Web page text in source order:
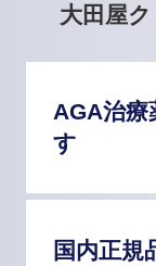
大田屋
AGA治療
す
国内正規